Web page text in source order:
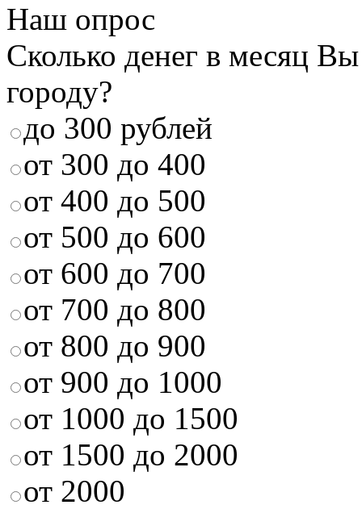
Наш опрос
Сколько денег в месяц
городу?
до 300 рублей
от 300 до 400
от 400 до 500
от 500 до 600
от 600 до 700
от 700 до 800
от 800 до 900
от 900 до 1000
от 1000 до 1500
от 1500 до 2000
от 2000